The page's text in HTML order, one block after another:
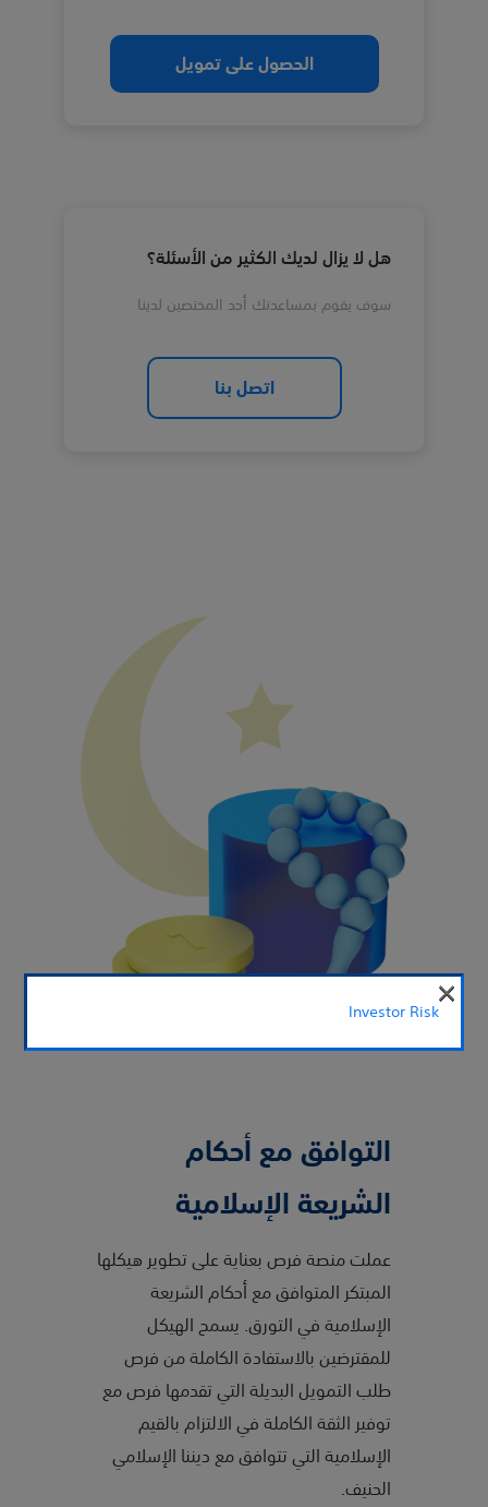
الحصول على تمويل
هل لا يزال لديك الكثير من الأسئلة؟
سوف يقوم بمساعدتك أحد المختصين لدينا
اتصل بنا
التوافق مع أحكام
الشريعة الإسلامية
عملت منصة فرص بعناية على تطوير هيكلها
المبتكر المتوافق مع أحكام الشريعة
الإسلامية في التورق. يسمح الهيكل
للمقترضين بالاستفادة الكاملة من فرص
طلب التمويل البديلة التي تقدمها فرص مع
توفير الثقة الكاملة في الالتزام بالقيم
الإسلامية التي تتوافق مع ديننا الإسلامي
الحنيف.
Investor Risk×